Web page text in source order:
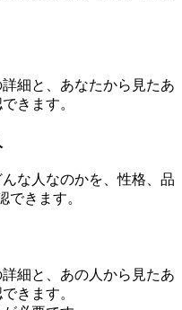
細と、あなたから見たあ
きます。
な人なのかを、性格、品
できます。
細と、あの人から見たあ
きます。